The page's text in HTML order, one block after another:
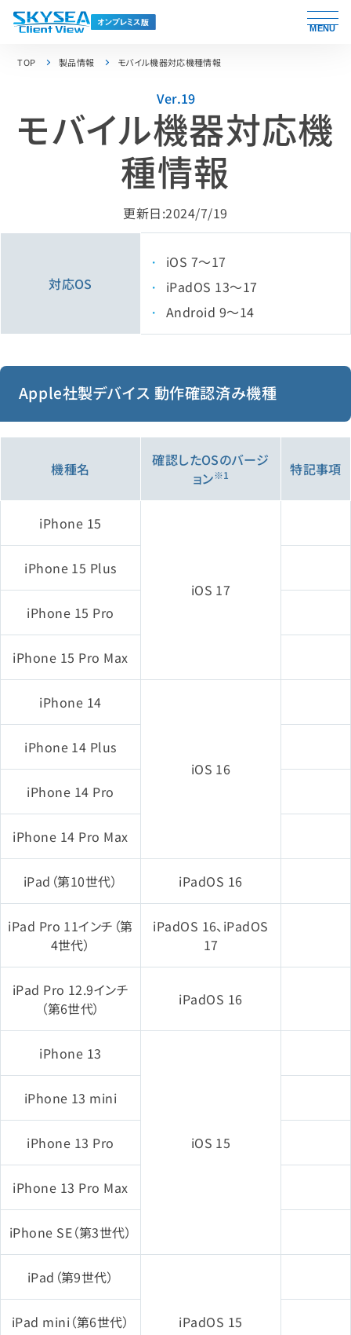
MENU
TOP 製品情報 モバイル機器対応機種情報
Ver.19
モバイル機器対応機
種情報
更新日:2024/7/19
対応OS
iOS 7～17
iPadOS 13～17
Android 9～14
Apple社製デバイス 動作確認済み機種
機種名
確認したOSのバージ
ョン※1 特記事項
iPhone 15
iOS 17
iPhone 15 Plus
iPhone 15 Pro
iPhone 15 Pro Max
iPhone 14
iOS 16
iPhone 14 Plus
iPhone 14 Pro
iPhone 14 Pro Max
iPad（第10世代） iPadOS 16
iPad Pro 11インチ（第
4世代）
iPadOS 16、iPadOS
17
iPad Pro 12.9インチ
（第6世代）
iPadOS 16
iPhone 13
iOS 15
iPhone 13 mini
iPhone 13 Pro
iPhone 13 Pro Max
iPhone SE（第3世代）
iPad（第9世代）
iPadOS 15
iPad mini（第6世代）